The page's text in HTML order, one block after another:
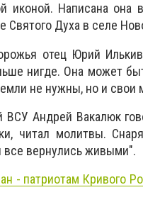
иконой. Написана
Святого Духа в селе
отец Юрий
нигде. Она может
не нужны, но и свои
Андрей Вакалюк
читал молитвы.
все вернулись живыми".
- патриотам Кривого